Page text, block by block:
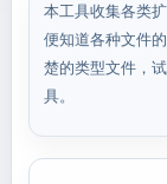
本工具收集各类
便知道各种文件
楚的类型文件，
具。